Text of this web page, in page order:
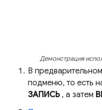
Демонстрация
В
подменю, то есть
ЗАПИСЬ, а затем